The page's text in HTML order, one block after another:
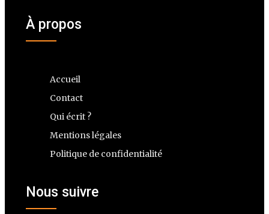
À propos
Accueil
Contact
Qui écrit ?
Mentions légales
Politique de confidentialité
Nous suivre